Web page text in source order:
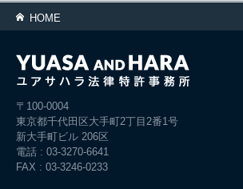
HOME
〒100-0004
東京都千代田区大手町2丁目2番1号
新大手町ビル 206区
電話 : 03-3270-6641
FAX : 03-3246-0233